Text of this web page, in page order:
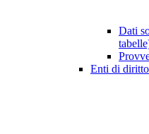
Dati
Enti di